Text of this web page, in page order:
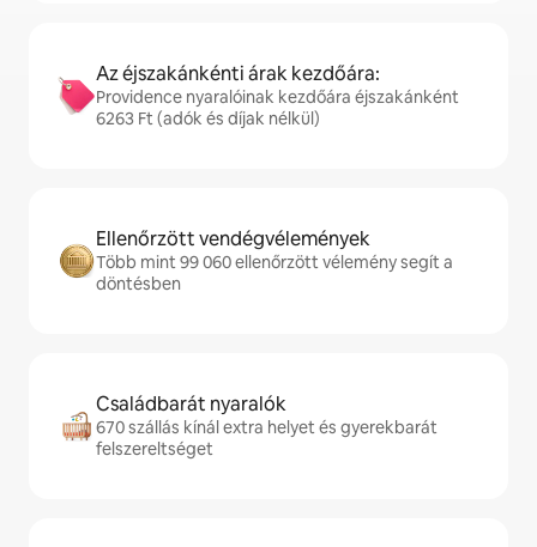
Az éjszakánkénti árak kezdőára:
Providence nyaralóinak kezdőára éjszakánként
6263 Ft (adók és díjak nélkül)
Ellenőrzött vendégvélemények
Több mint 99 060 ellenőrzött vélemény segít a
döntésben
Családbarát nyaralók
670 szállás kínál extra helyet és gyerekbarát
felszereltséget